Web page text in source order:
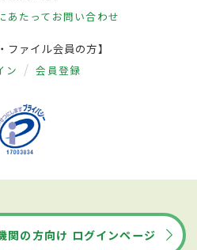
あたって お問い合わせ
ファイル会員の方】
ン 会員登録
関の方向け ログインページ